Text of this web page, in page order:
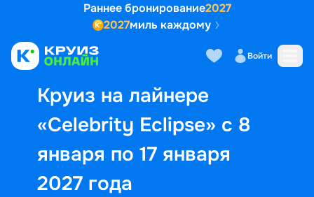
Раннее бронирование2027
2027миль каждому
Войти
Круиз на лайнере
«Celebrity Eclipse» с 8
января по 17 января
2027 года
Выбор кают Маршрут и